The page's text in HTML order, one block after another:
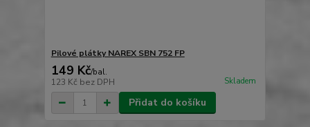
Pilové plátky NAREX SBN 752 FP
149 Kč/bal.
123 Kč bez DPH Skladem
Přidat do košíku